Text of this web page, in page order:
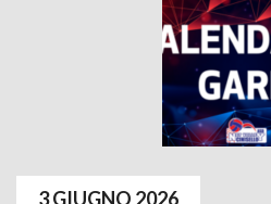
3 GIUGNO 2026